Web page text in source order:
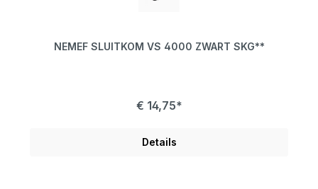
NEMEF SLUITKOM VS 4000 ZWART SKG**
€ 14,75*
Details